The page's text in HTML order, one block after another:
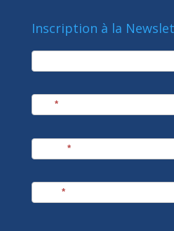
Inscription à la
newsletter
*
*
*